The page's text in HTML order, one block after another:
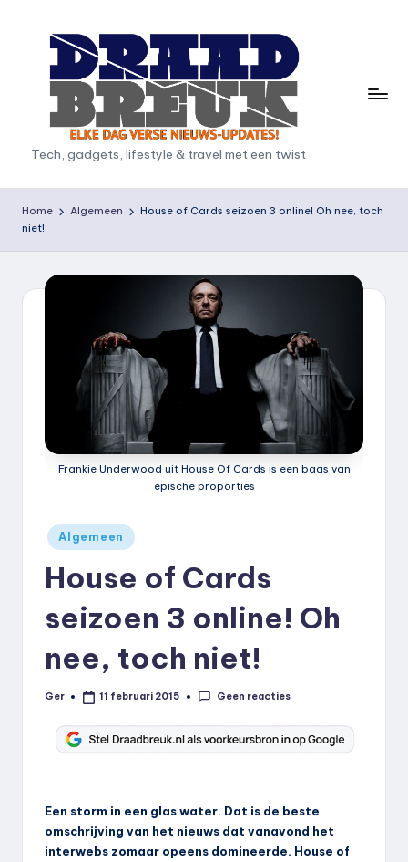
D
r
a
a
Tech, gadgets, lifestyle & travel met een twist
Home Algemeen
House of Cards seizoen 3 online! Oh nee, toch
niet!
Frankie Underwood uit House Of Cards is een baas van
epische proporties
Geplaatst
in
Algemeen
House of Cards
seizoen 3 online! Oh
nee, toch niet!
Geplaatst
Ger 11 februari 2015 Geen reacties
Een storm in een glas water. Dat is de beste
omschrijving van het nieuws dat vanavond het
interwebs zomaar opeens domineerde. House of